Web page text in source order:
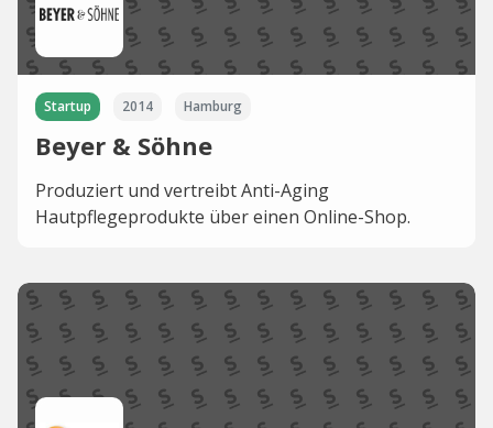
Startup 2014 Hamburg
Beyer & Söhne
Produziert und vertreibt Anti-Aging
Hautpflegeprodukte über einen Online-Shop.